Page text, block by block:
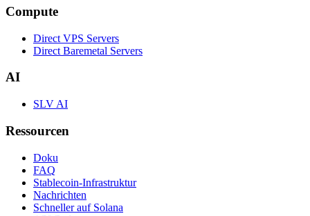
Compute
Direct VPS Servers
Direct Baremetal Servers
AI
SLV AI
Ressourcen
Doku
FAQ
Stablecoin-Infrastruktur
Nachrichten
Schneller auf Solana